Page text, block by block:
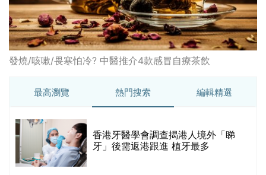
發燒/咳嗽/畏寒怕冷? 中醫推介4款感冒自療茶飲
最高瀏覽 熱門搜索 編輯精選
香港牙醫學會調查揭港人境外「睇
牙」後需返港跟進 植牙最多